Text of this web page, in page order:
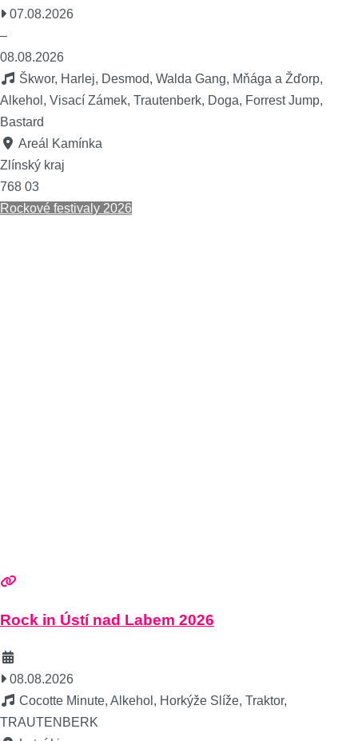
07.08.2026
–
08.08.2026
Škwor, Harlej, Desmod, Walda Gang, Mňága a Žďorp,
Alkehol, Visací Zámek, Trautenberk, Doga, Forrest Jump,
Bastard
Areál Kamínka
Zlínský kraj
768 03
Rockové festivaly 2026
Rock in Ústí nad Labem 2026
08.08.2026
Cocotte Minute, Alkehol, Horkýže Slíže, Traktor,
TRAUTENBERK